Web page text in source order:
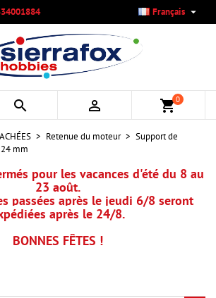
Français 
  shopping_cart0
Retenue du moteur
Support de
mm
pour les vacances d'été du 8 au
23 août.
passées après le jeudi 6/8 seront
après le 24/8.
BONNES FÊTES !
×
liste
d'envies ×
Annuler Créer une liste d'envies
×
connecté pour ajouter des produits à votre
Annuler Connexion